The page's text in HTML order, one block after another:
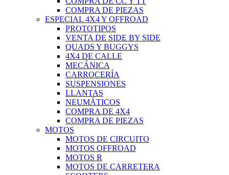
COMPRA DE PIEZAS
ESPECIAL 4X4 Y OFFROAD
PROTOTIPOS
VENTA DE SIDE BY SIDE
QUADS Y BUGGYS
4X4 DE CALLE
MECÁNICA
CARROCERÍA
SUSPENSIONES
LLANTAS
NEUMÁTICOS
COMPRA DE 4X4
COMPRA DE PIEZAS
MOTOS
MOTOS DE CIRCUITO
MOTOS OFFROAD
MOTOS R
MOTOS DE CARRETERA